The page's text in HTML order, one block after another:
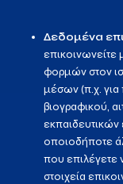
Δεδομένα
φορμών στον
μέσων (π.χ. για
βιογραφικού,
οποιοδήποτε
που
στοιχεία